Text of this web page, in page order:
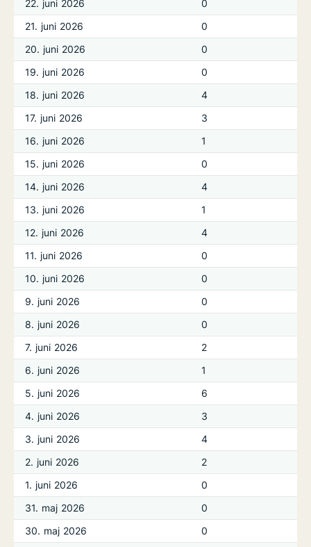
22. juni 2026
0
21. juni 2026
0
20. juni 2026
0
19. juni 2026
0
18. juni 2026
4
17. juni 2026
3
16. juni 2026
1
15. juni 2026
0
14. juni 2026
4
13. juni 2026
1
12. juni 2026
4
11. juni 2026
0
10. juni 2026
0
9. juni 2026
0
8. juni 2026
0
7. juni 2026
2
6. juni 2026
1
5. juni 2026
6
4. juni 2026
3
3. juni 2026
4
2. juni 2026
2
1. juni 2026
0
31. maj 2026
0
30. maj 2026
0